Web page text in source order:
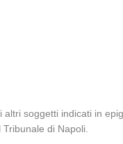
soggetti indicati in
di Napoli.